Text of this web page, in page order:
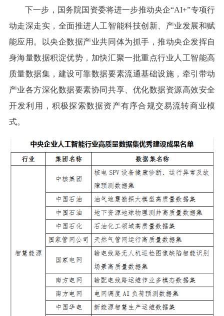
下一步，国务院国资委将进一步推动央企“AI+”专项行
动走深走实，全面推进人工智能科技创新、产业发展和赋
能应用。以央企数据产业共同体为抓手，推动央企发挥自
身海量数据积淀优势，加快汇聚一批重点行业人工智能高
质量数据集，建设可靠数据要素流通基础设施，牵引带动
产业各方深化数据要素协同共享、优化数据资源高效安全
开发利用，积极探索数据资产有序合规交易流转商业模
式。